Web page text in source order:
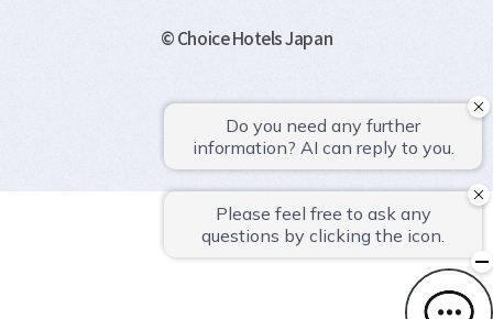
© Choice Hotels Japan